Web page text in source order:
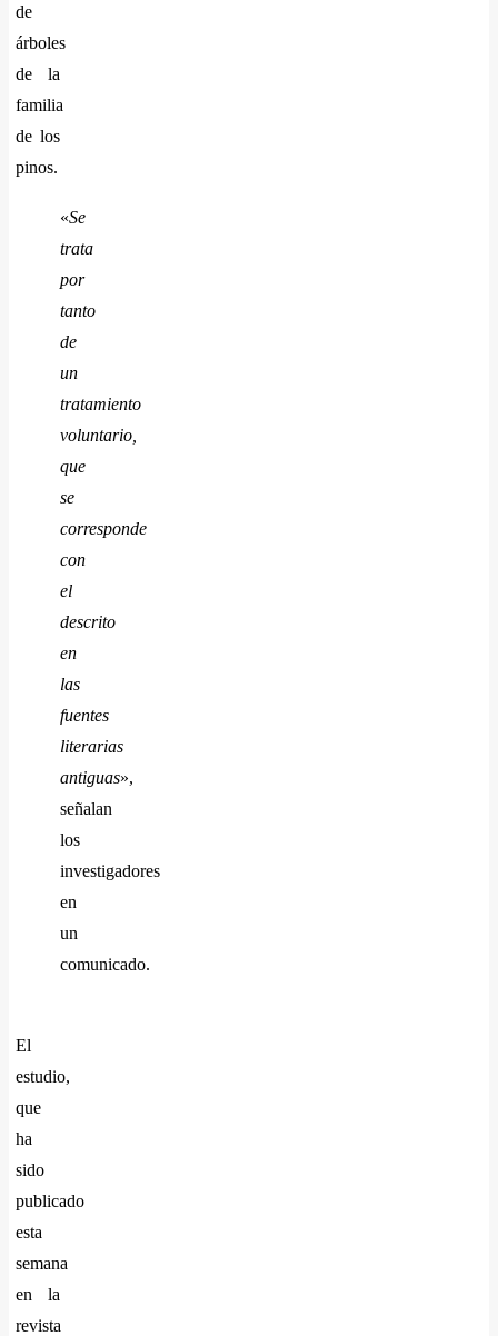
de
árboles
de la
familia
de los
pinos.
«Se
trata
por
tanto
de
un
tratamiento
voluntario,
que
se
corresponde
con
el
descrito
en
las
fuentes
literarias
antiguas»,
señalan
los
investigadores
en
un
comunicado.
El
estudio,
que
ha
sido
publicado
esta
semana
en la
revista